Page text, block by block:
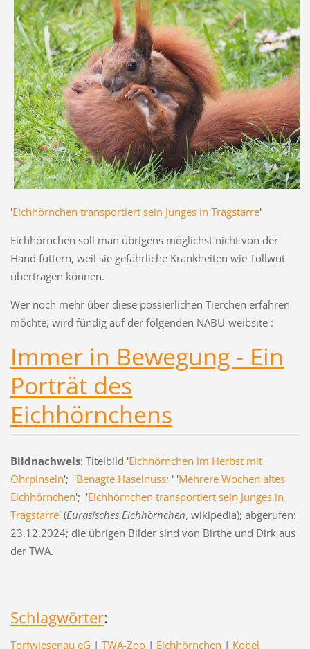
'Eichhörnchen transportiert sein Junges in Tragstarre'
Eichhörnchen soll man übrigens möglichst nicht von der
Hand füttern, weil sie gefährliche Krankheiten wie Tollwut
übertragen können.
Wer noch mehr über diese possierlichen Tierchen erfahren
möchte, wird fündig auf der folgenden NABU-weibsite :
Immer in Bewegung - Ein
Porträt des
Eichhörnchens
Bildnachweis: Titelbild 'Eichhörnchen im Herbst mit
Ohrpinseln'; 'Benagte Haselnuss; ' 'Mehrere Wochen altes
Eichhörnchen'; 'Eichhörnchen transportiert sein Junges in
Tragstarre' (Eurasisches Eichhörnchen, wikipedia); abgerufen:
23.12.2024; die übrigen Bilder sind von Birthe und Dirk aus
der TWA.
Schlagwörter:
Torfwiesenau eG | TWA-Zoo | Eichhörnchen | Kobel